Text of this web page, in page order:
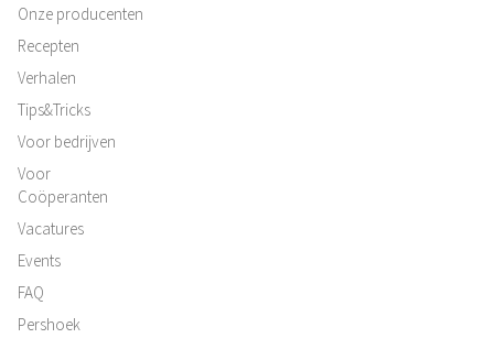
Onze producenten
Recepten
Verhalen
Tips&Tricks
Voor bedrijven
Voor
Coöperanten
Vacatures
Events
FAQ
Pershoek